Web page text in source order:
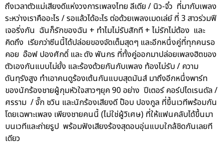
ถึงเวลาตัวแม่เสียงดีแห่งวงการเพลงไทย ลีเดีย / นิว-จิ๋ว ที่มากับเพลง
ระหว่างเราคืออะไร / รอแล้วได้อะไร ต่อด้วยเพลงเมดเล่ย์ ที่ 3 สาวร่วมฟี
เจอริ่งกัน ฉันก็รักของฉัน + ทำไมไม่รับสักที + ไม่รักไม่ต้อง และ
คิดถึง เรียกว่าซีนนี้ได้ปล่อยของจัดเต็มสุดๆ และอีกหนึ่งคู่ที่ทุกคนรอ
คอย อ๊อฟ ปองศักดิ์ และ ดัง พันกร ที่ทั้งคู่ออกมาปล่อยเพลงฮิตของ
ตัวเองกันแบบไม่ยั้ง และร้องด้วยกันกับเพลง ท้องไม่รับ / ความ
ดันทุรังสูง ทำเอาคนดูร้องเต้นกันแบบสุดมันส์ มาถึงอีกหนึ่งพาร์ท
ของนักร้องชายผู้กุมหัวใจสาวๆยุค 90 อย่าง ปีเตอร์ คอร์ปไดเรนดัล /
ศรราม / จั๊ก ชวิน และนักร้องเสียงดี ป๊อบ ปองกูล ที่ขึ้นเวทีพร้อมกัน
โดยเฉพาะเพลง เพียงชายคนนี้ (ไม่ใช่ผู้วิเศษ) ที่ให้แฟนคลับได้ขึ้นมา
บนเวทีและถ่ายรูป พร้อมฟังเสียงร้องสุดอบอุ่นแบบใกล้ชิดกันเลยที
เดียว